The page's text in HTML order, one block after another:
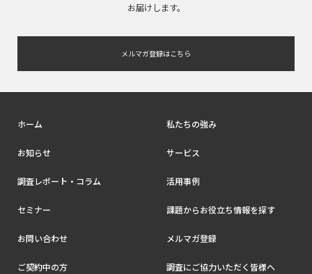
お届けします。
メルマガ登録はこちら
ホーム 私たちの強み
お知らせ サービス
調査レポート・コラム 活用事例
セミナー 課題からお役立ち情報を探す
お問い合わせ メルマガ登録
ご契約中の方 調査にご協力いただく皆様へ